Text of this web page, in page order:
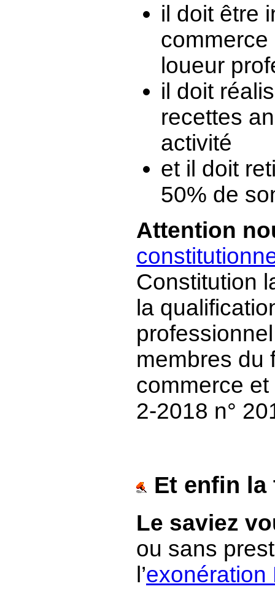
il doit être
loueur
il doit
recettes
activité
et il doit
50% de
Attention
Constitution
la
membres du
commerce
2-2018 n°
Et enfin
Le saviez
ou sans
l’exonération